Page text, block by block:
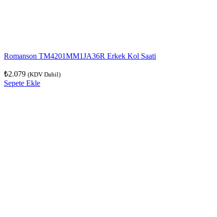
Romanson TM4201MM1JA36R Erkek Kol Saati
₺2.079 (KDV Dahil)
Sepete Ekle